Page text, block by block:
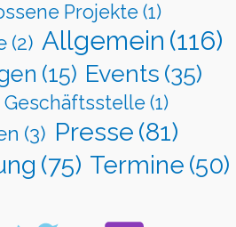
Projekte (1)
(2) Allgemein (116)
(15) Events (35)
Geschäftsstelle (1)
(3) Presse (81)
(75) Termine (50)